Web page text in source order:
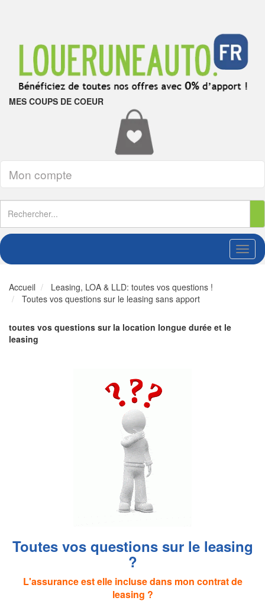
MES COUPS DE COEUR
Mon compte
Accueil
Leasing, LOA & LLD: toutes vos questions !
Toutes vos questions sur le leasing sans apport
toutes vos questions sur la location longue durée et le
leasing
Toutes vos questions sur le leasing
?
L'assurance est elle incluse dans mon contrat de
leasing ?